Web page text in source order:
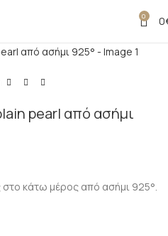
0 0
pearl από ασήμι
στο κάτω μέρος από ασήμι 925°.